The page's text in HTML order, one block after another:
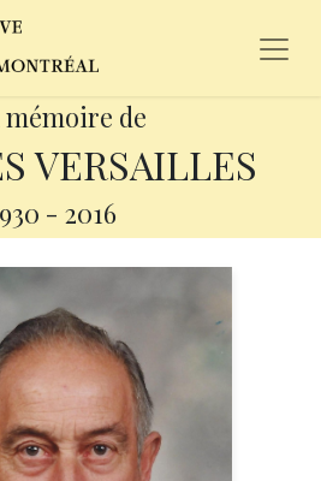
mémoire de
VERSAILLES
- 2016